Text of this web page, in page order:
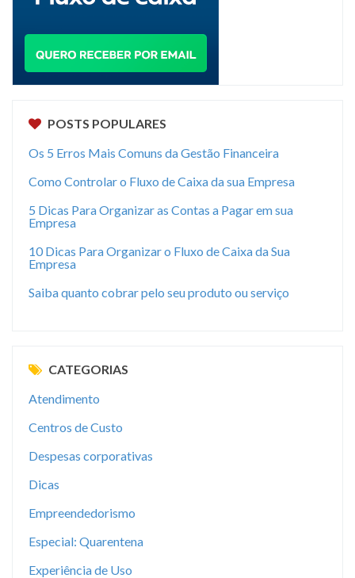
POSTS POPULARES
Os 5 Erros Mais Comuns da Gestão Financeira
Como Controlar o Fluxo de Caixa da sua Empresa
5 Dicas Para Organizar as Contas a Pagar em sua
Empresa
10 Dicas Para Organizar o Fluxo de Caixa da Sua
Empresa
Saiba quanto cobrar pelo seu produto ou serviço
CATEGORIAS
Atendimento
Centros de Custo
Despesas corporativas
Dicas
Empreendedorismo
Especial: Quarentena
Experiência de Uso